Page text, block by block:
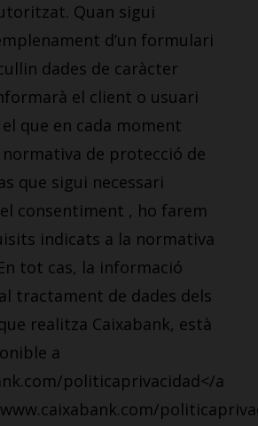
Quan sigui
d’un formulari
dades de caràcter
el client o usuari
el que en cada moment
de protecció de
que sigui necessari
consentiment , ho farem
indicats a la normativa
tot cas, la informació
tractament de dades dels
realitza Caixabank, està
a
politicaprivacidad</a